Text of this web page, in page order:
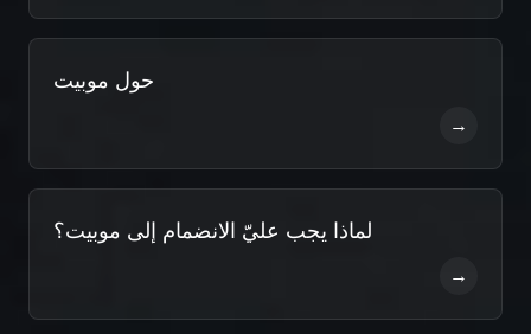
حول موبيت
→
لماذا يجب عليّ الانضمام إلى موبيت؟
→